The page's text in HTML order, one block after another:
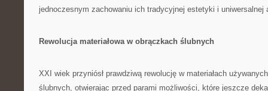
jednoczesnym zachowaniu ich tradycyjnej estetyki i uniwersalnej
Rewolucja materiałowa w obrączkach ślubnych
XXI wiek przyniósł prawdziwą rewolucję w materiałach
ślubnych, otwierając przed parami możliwości, które jeszcze